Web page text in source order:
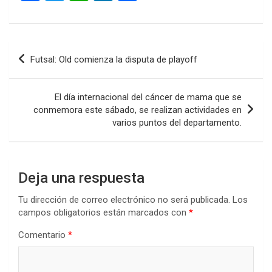
ce
o
k
tt at
A
p
ke
n
m
ar
tir
Navegación
de
Futsal: Old comienza la disputa de playoff
El día internacional del cáncer de mama que se
conmemora este sábado, se realizan actividades en
varios puntos del departamento.
Deja una respuesta
Tu dirección de correo electrónico no será publicada. Los
campos obligatorios están marcados con *
Comentario *